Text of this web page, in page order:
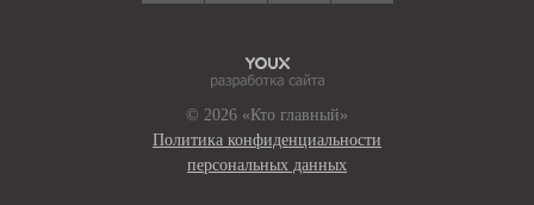
© 2026 «Кто главный»
Политика конфиденциальности
персональных данных